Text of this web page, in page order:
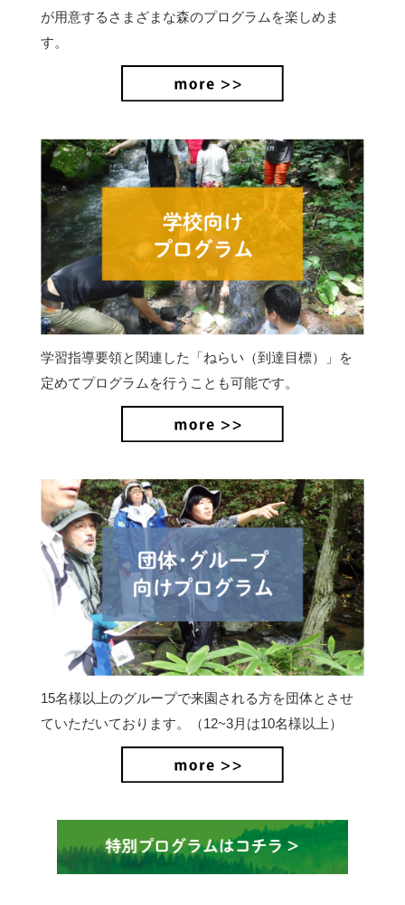
が用意するさまざまな森のプログラムを楽しめま
す。
学習指導要領と関連した「ねらい（到達目標）」を
定めてプログラムを行うことも可能です。
15名様以上のグループで来園される方を団体とさせ
ていただいております。（12~3月は10名様以上）